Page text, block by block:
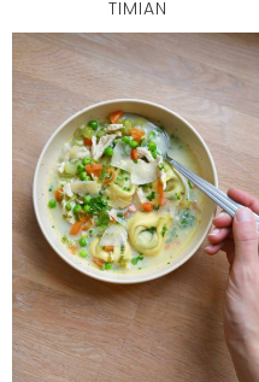
TIMIAN